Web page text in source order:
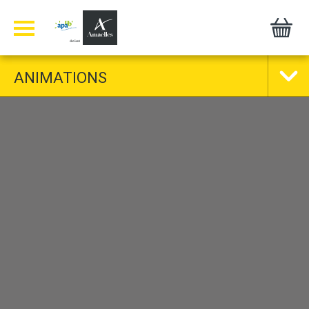
ANIMATIONS
Panneau de gestion des cookies